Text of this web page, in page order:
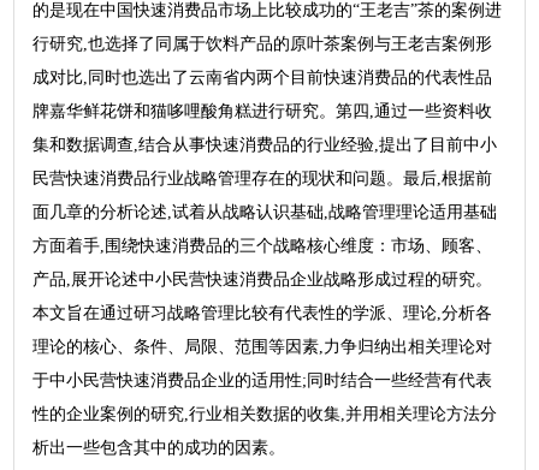
的是现在中国快速消费品市场上比较成功的“王老吉”茶的案例进
行研究,也选择了同属于饮料产品的原叶茶案例与王老吉案例形
成对比,同时也选出了云南省内两个目前快速消费品的代表性品
牌嘉华鲜花饼和猫哆哩酸角糕进行研究。第四,通过一些资料收
集和数据调查,结合从事快速消费品的行业经验,提出了目前中小
民营快速消费品行业战略管理存在的现状和问题。最后,根据前
面几章的分析论述,试着从战略认识基础,战略管理理论适用基础
方面着手,围绕快速消费品的三个战略核心维度：市场、顾客、
产品,展开论述中小民营快速消费品企业战略形成过程的研究。
本文旨在通过研习战略管理比较有代表性的学派、理论,分析各
理论的核心、条件、局限、范围等因素,力争归纳出相关理论对
于中小民营快速消费品企业的适用性;同时结合一些经营有代表
性的企业案例的研究,行业相关数据的收集,并用相关理论方法分
析出一些包含其中的成功的因素。